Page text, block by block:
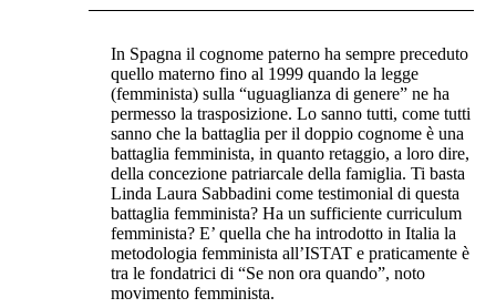
In Spagna il cognome paterno ha sempre preceduto
quello materno fino al 1999 quando la legge
(femminista) sulla “uguaglianza di genere” ne ha
permesso la trasposizione. Lo sanno tutti, come tutti
sanno che la battaglia per il doppio cognome è una
battaglia femminista, in quanto retaggio, a loro dire,
della concezione patriarcale della famiglia. Ti basta
Linda Laura Sabbadini come testimonial di questa
battaglia femminista? Ha un sufficiente curriculum
femminista? E’ quella che ha introdotto in Italia la
metodologia femminista all’ISTAT e praticamente è
tra le fondatrici di “Se non ora quando”, noto
movimento femminista.